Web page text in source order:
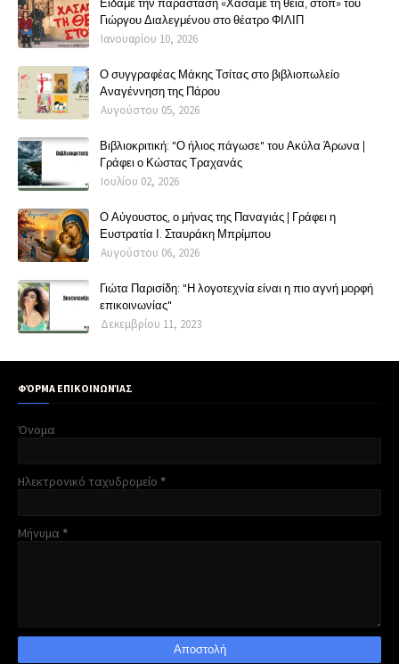
Γιώργου Διαλεγμένου στο θέατρο ΦΙΛΙΠ
Ιανουαρίου 10, 2026
Ο συγγραφέας Μάκης Τσίτας στο βιβλιοπωλείο
Αναγέννηση της Πάρου
Αυγούστου 05, 2026
Βιβλιοκριτική: "Ο ήλιος πάγωσε" του Ακύλα Άρωνα |
Γράφει ο Κώστας Τραχανάς
Ιουλίου 02, 2026
Ο Αύγουστος, ο μήνας της Παναγιάς | Γράφει η
Ευστρατία Ι. Σταυράκη Μπρίμπου
Αυγούστου 06, 2026
Γιώτα Παρισίδη: "Η λογοτεχνία είναι η πιο αγνή μορφή
επικοινωνίας"
Δεκεμβρίου 11, 2023
ΦΌΡΜΑ ΕΠΙΚΟΙΝΩΝΊΑΣ
Όνομα
Ηλεκτρονικό ταχυδρομείο *
Μήνυμα *